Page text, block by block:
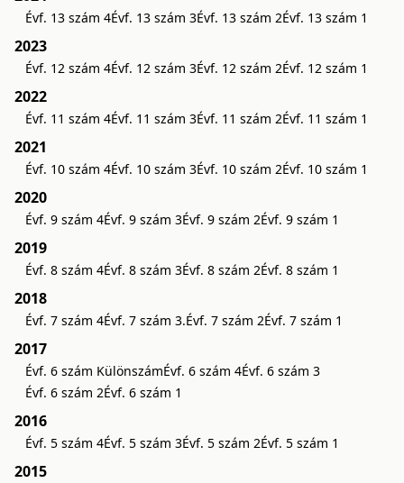
Évf. 13 szám 4Évf. 13 szám 3Évf. 13 szám 2Évf. 13 szám 1
2023
Évf. 12 szám 4Évf. 12 szám 3Évf. 12 szám 2Évf. 12 szám 1
2022
Évf. 11 szám 4Évf. 11 szám 3Évf. 11 szám 2Évf. 11 szám 1
2021
Évf. 10 szám 4Évf. 10 szám 3Évf. 10 szám 2Évf. 10 szám 1
2020
Évf. 9 szám 4Évf. 9 szám 3Évf. 9 szám 2Évf. 9 szám 1
2019
Évf. 8 szám 4Évf. 8 szám 3Évf. 8 szám 2Évf. 8 szám 1
2018
Évf. 7 szám 4Évf. 7 szám 3.Évf. 7 szám 2Évf. 7 szám 1
2017
Évf. 6 szám KülönszámÉvf. 6 szám 4Évf. 6 szám 3
Évf. 6 szám 2Évf. 6 szám 1
2016
Évf. 5 szám 4Évf. 5 szám 3Évf. 5 szám 2Évf. 5 szám 1
2015